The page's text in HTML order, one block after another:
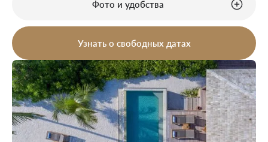
Фото и удобства
Узнать о свободных датах